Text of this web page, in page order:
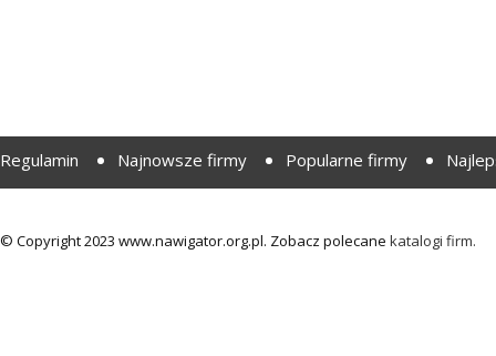
Regulamin Najnowsze firmy Popularne firmy
© Copyright 2023 www.nawigator.org.pl. Zobacz polecane katalogi firm.